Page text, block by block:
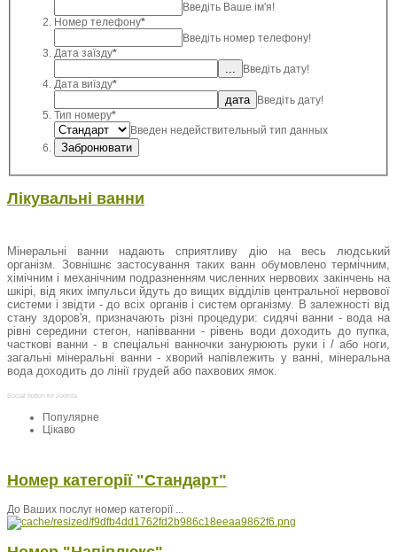
Введіть Ваше ім'я!
Номер телефону*
Введіть номер телефону!
Дата заїзду*
Введіть дату!
Дата виїзду*
Введіть дату!
Тип номеру*
Введен недействительный тип данных
Лікувальні ванни
Мінеральні ванни
надають сприятливу дію на весь людський
організм. Зовнішнє застосування таких ванн обумовлено термічним,
хімічним і механічним подразненням численних нервових закінчень на
шкірі, від яких імпульси йдуть до вищих відділів центральної нервової
системи і звідти - до всіх органів і систем організму. В залежності від
стану здоров'я, призначають різні процедури: сидячі ванни - вода на
рівні середини стегон, напівванни - рівень води доходить до пупка,
часткові ванни - в спеціальні ванночки занурюють руки і / або ноги,
загальні мінеральні ванни - хворий напівлежить у ванні, мінеральна
вода доходить до лінії грудей або пахвових ямок.
Social button for Joomla
Популярне
Цікаво
Номер категорії "Стандарт"
До Ваших послуг номер категорії ...